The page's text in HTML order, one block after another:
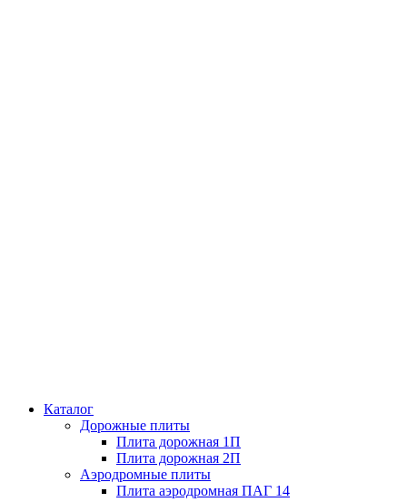
Каталог
Дорожные плиты
Плита дорожная 1П
Плита дорожная 2П
Аэродромные плиты
Плита аэродромная ПАГ 14